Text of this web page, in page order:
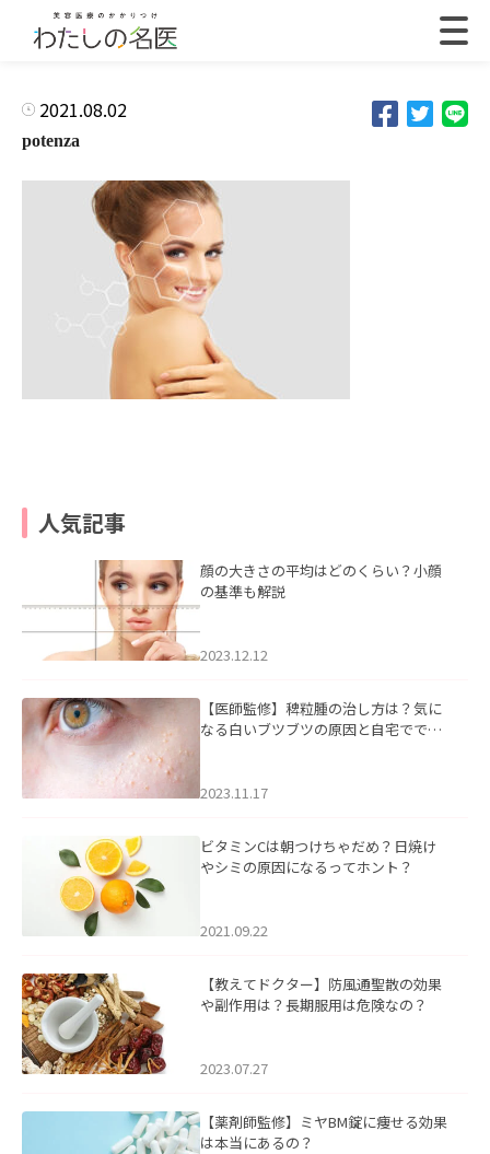
2021.08.02
potenza
人気記事
顔の大きさの平均はどのくらい？小顔
の基準も解説
2023.12.12
【医師監修】稗粒腫の治し方は？気に
なる白いブツブツの原因と自宅ででき
2023.11.17
ビタミンCは朝つけちゃだめ？日焼け
やシミの原因になるってホント？
2021.09.22
【教えてドクター】防風通聖散の効果
や副作用は？長期服用は危険なの？
2023.07.27
【薬剤師監修】ミヤBM錠に痩せる効果
は本当にあるの？